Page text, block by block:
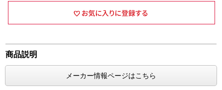
商品説明
メーカー情報ページはこちら